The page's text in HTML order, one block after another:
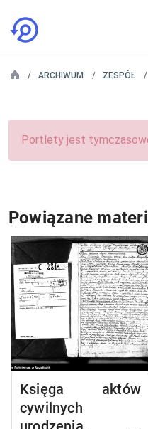
ARCHIWUM ZESPÓŁ
Portlety jest
Powiązane
Księga aktów
cywilnych